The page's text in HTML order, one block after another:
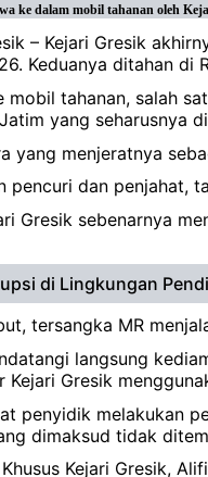
ke dalam mobil tahanan oleh
– Kejari Gresik
Keduanya ditahan di
mobil tahanan, salah
yang seharusnya
yang menjeratnya
pencuri dan penjahat,
Gresik sebenarnya
di Lingkungan
tersangka MR
langsung
Kejari Gresik
penyidik melakukan
dimaksud tidak
Kejari Gresik,